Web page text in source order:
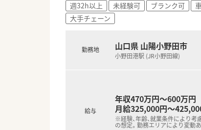
週32h以上 未経験可 ブランク可
大手チェーン
勤務地 山口県 山陽小野田市
小野田港駅 (JR小野田線)
給与
年収470万円～600万円
月給325,000円～
※経験、年齢、就業条件により考
の想定。勤務エリアにより変動あ